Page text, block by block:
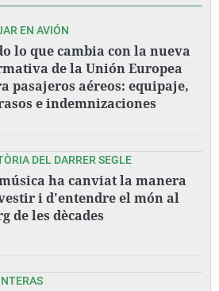
EN AVIÓN
lo que cambia con la nueva
de la Unión Europea
pasajeros aéreos: equipaje,
e indemnizaciones
DEL DARRER SEGLE
ha canviat la manera
i d'entendre el món al
de les dècades